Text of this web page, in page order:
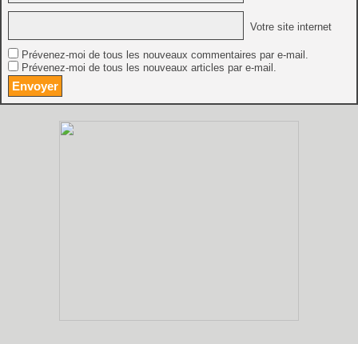
Votre site internet
Prévenez-moi de tous les nouveaux commentaires par e-mail.
Prévenez-moi de tous les nouveaux articles par e-mail.